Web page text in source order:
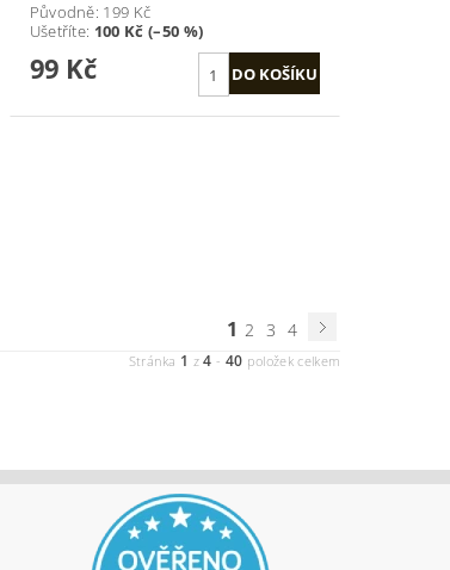
Původně: 199 Kč
Ušetříte: 100 Kč (–50 %)
99 Kč
1 2 3 4
Stránka 1 z4 - 40 položek celkem